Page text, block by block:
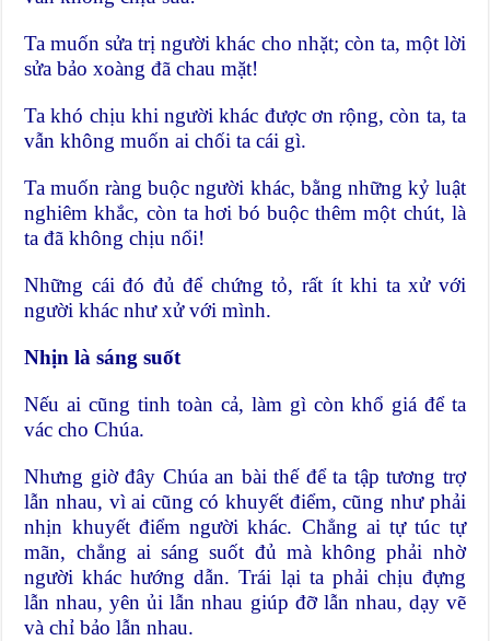
Ta muốn sửa trị người khác cho nhặt; còn ta, một lời
sửa bảo xoàng đã chau mặt!
Ta khó chịu khi người khác được ơn rộng, còn ta, ta
vẫn không muốn ai chối ta cái gì.
Ta muốn ràng buộc người khác, bằng những kỷ luật
nghiêm khắc, còn ta hơi bó buộc thêm một chút, là
ta đã không chịu nổi!
Những cái đó đủ để chứng tỏ, rất ít khi ta xử với
người khác như xử với mình.
Nhịn là sáng suốt
Nếu ai cũng tinh toàn cả, làm gì còn khổ giá để ta
vác cho Chúa.
Nhưng giờ đây Chúa an bài thế để ta tập tương trợ
lẫn nhau, vì ai cũng có khuyết điểm, cũng như phải
nhịn khuyết điểm người khác. Chẳng ai tự túc tự
mãn, chẳng ai sáng suốt đủ mà không phải nhờ
người khác hướng dẫn. Trái lại ta phải chịu đựng
lẫn nhau, yên ủi lẫn nhau giúp đỡ lẫn nhau, dạy vẽ
và chỉ bảo lẫn nhau.